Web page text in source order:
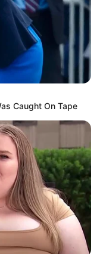
Caught On Tape